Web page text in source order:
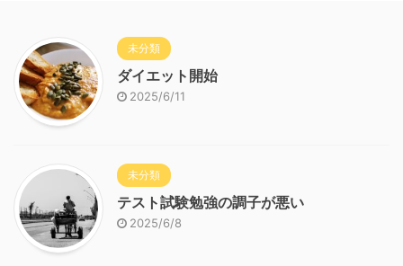
未分類
ダイエット開始
2025/6/11
未分類
テスト試験勉強の調子が悪い
2025/6/8